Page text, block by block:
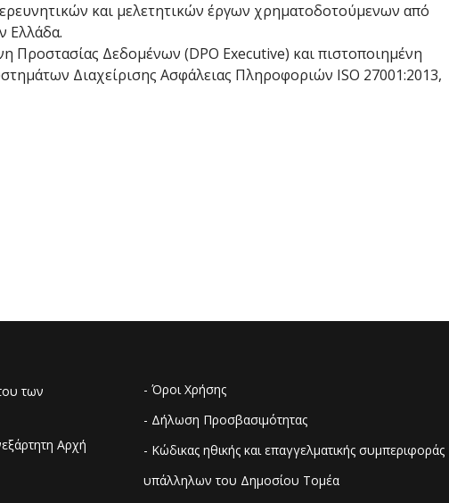
και μελετητικών έργων χρηματοδοτούμενων από
Ελλάδα.
Προστασίας Δεδομένων (DPO Executive) και πιστοποιημένη
Διαχείρισης Ασφάλειας Πληροφοριών ISO 27001:2013,
των
Αρχή
- Όροι Χρήσης
- Δήλωση Προσβασιμότητας
- Κώδικας ηθικής και επαγγελματικής συμπεριφοράς
υπάλληλων του Δημοσίου Τομέα